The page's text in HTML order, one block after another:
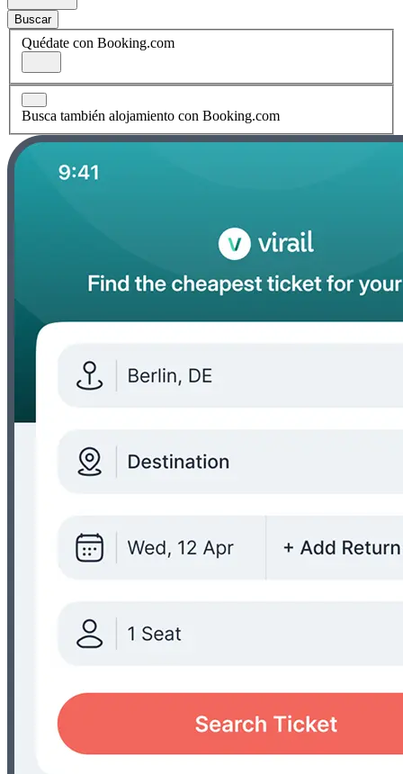
Buscar
Quédate con Booking.com
Busca también alojamiento con Booking.com